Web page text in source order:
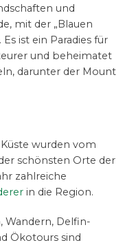
und
mit der „Blauen
ist ein Paradies für
und beheimatet
darunter der Mount
wurden vom
schönsten Orte der
zahlreiche
in die Region.
Wandern, Delfin-
Ökotours sind